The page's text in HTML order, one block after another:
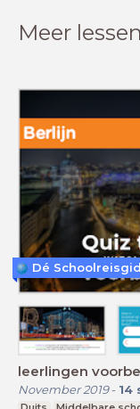
Meer
leerlingen
November 2019- 14
Dé